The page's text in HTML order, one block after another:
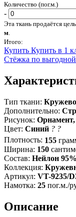
Количество (пог.м.)
-
Эта ткань продаётся
м.
Итого:
Купить Купить в 1
Стёжка по
Тип ткани: Кружево
Дополнительно:
Рисунок:
Цвет: Синий ? ?
Плотность: 155
Ширина: 150
Состав: Нейлон
Коллекция:
Артикул: VT-9235/
Намотка: 25 пог.м./
Описание